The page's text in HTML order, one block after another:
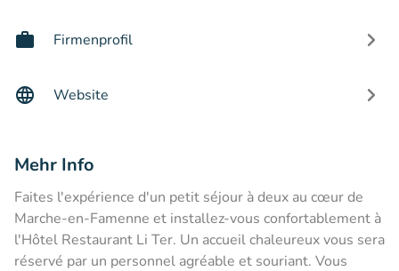
Firmenprofil
Website
Mehr Info
Faites l'expérience d'un petit séjour à deux au cœur de
Marche-en-Famenne et installez-vous confortablement à
l'Hôtel Restaurant Li Ter. Un accueil chaleureux vous sera
réservé par un personnel agréable et souriant. Vous